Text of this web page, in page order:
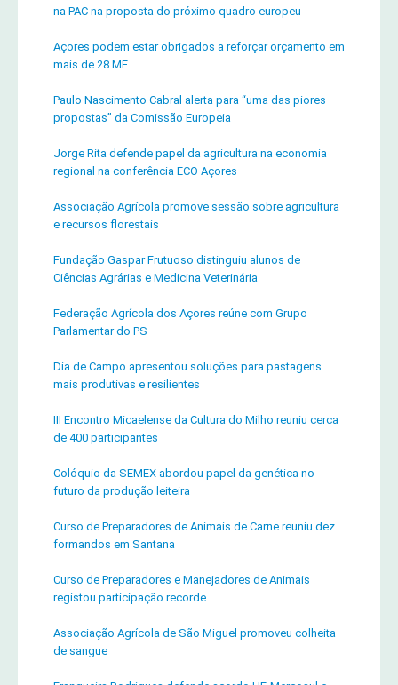
na PAC na proposta do próximo quadro europeu
Açores podem estar obrigados a reforçar orçamento em
mais de 28 ME
Paulo Nascimento Cabral alerta para “uma das piores
propostas” da Comissão Europeia
Jorge Rita defende papel da agricultura na economia
regional na conferência ECO Açores
Associação Agrícola promove sessão sobre agricultura
e recursos florestais
Fundação Gaspar Frutuoso distinguiu alunos de
Ciências Agrárias e Medicina Veterinária
Federação Agrícola dos Açores reúne com Grupo
Parlamentar do PS
Dia de Campo apresentou soluções para pastagens
mais produtivas e resilientes
III Encontro Micaelense da Cultura do Milho reuniu cerca
de 400 participantes
Colóquio da SEMEX abordou papel da genética no
futuro da produção leiteira
Curso de Preparadores de Animais de Carne reuniu dez
formandos em Santana
Curso de Preparadores e Manejadores de Animais
registou participação recorde
Associação Agrícola de São Miguel promoveu colheita
de sangue